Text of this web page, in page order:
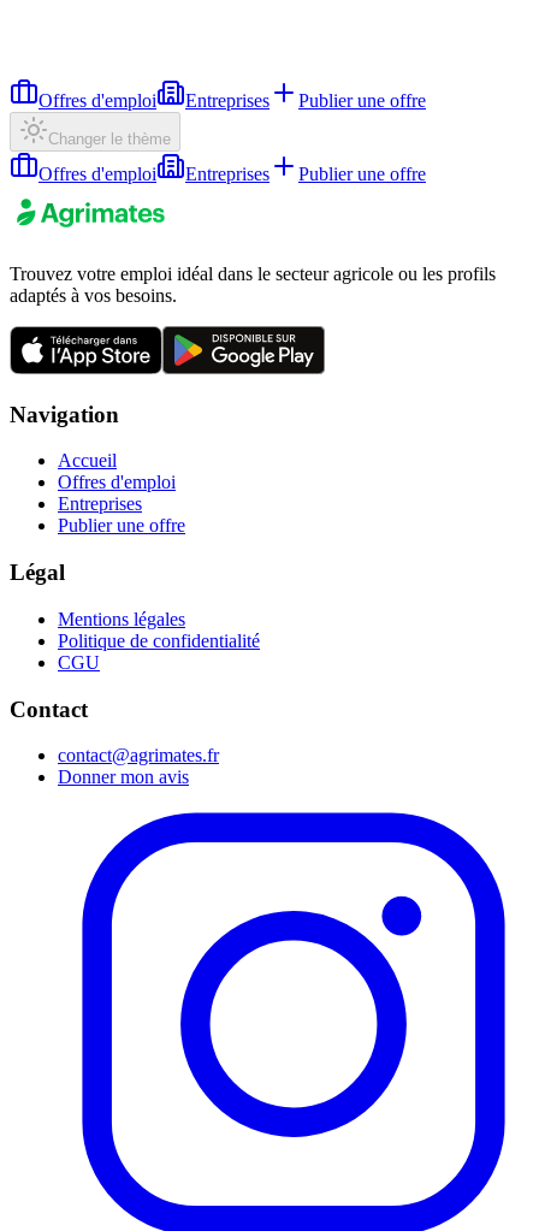
Offres d'emploi Entreprises Publier une offre
Changer le thème
Offres d'emploi Entreprises Publier une offre
Trouvez votre emploi idéal dans le secteur agricole ou les profils
adaptés à vos besoins.
Navigation
Accueil
Offres d'emploi
Entreprises
Publier une offre
Légal
Mentions légales
Politique de confidentialité
CGU
Contact
contact@agrimates.fr
Donner mon avis